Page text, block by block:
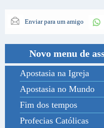
Enviar para um amigo
Novo menu de
Apostasia na Igreja
Apostasia no Mundo
Fim dos tempos
Profecias Católicas